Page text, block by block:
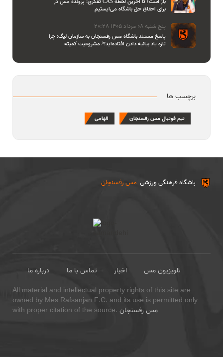
برای احقاق حق باشگاه می‌ایستیم
پنج شنبه 08 مرداد 1405 20:28
پاسخ مستند باشگاه مس رفسنجان به سازمان لیگ: چرا
تازه یاد بیانیه دادن افتاده‌اید؟/ مشروعیت کمیته
برچسب ها
تیم فوتبال مس رفسنجان الهامی
مس رفسنجان باشگاه فرهنگی ورزشی
درباره ما تماس با ما اخبار
تلویزیون مس
All material and intellectual property rights of this site are
owned by Mes Rafsanjan F.C. and its use is permitted only
with proper citation of the source. مس رفسنجان